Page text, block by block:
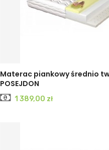
Materac piankowy średnio
POSEJDON
Cena
1 389,00 zł